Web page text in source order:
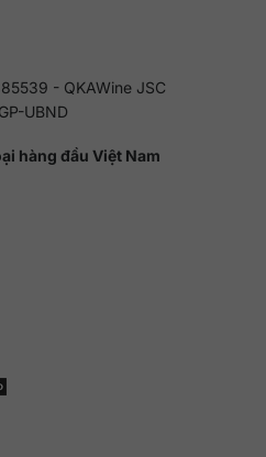
thi rượu quốc tế tại Bỉ.
ngon nhất tại hội chợ
trên toàn thế giới cũng lần
với dòng Whisky này.
- QKAWine JSC
UBND
hàng đầu Việt Nam